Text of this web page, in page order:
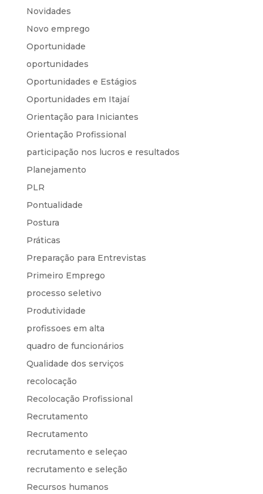
Novidades
Novo emprego
Oportunidade
oportunidades
Oportunidades e Estágios
Oportunidades em Itajaí
Orientação para Iniciantes
Orientação Profissional
participação nos lucros e resultados
Planejamento
PLR
Pontualidade
Postura
Práticas
Preparação para Entrevistas
Primeiro Emprego
processo seletivo
Produtividade
profissoes em alta
quadro de funcionários
Qualidade dos serviços
recolocação
Recolocação Profissional
Recrutamento
Recrutamento
recrutamento e seleçao
recrutamento e seleção
Recursos humanos